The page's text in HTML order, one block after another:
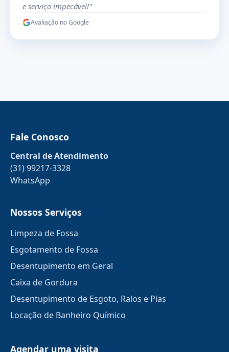
e serviço impecável!"
Avaliação no Google
Fale Conosco
Central de Atendimento
(31) 99217-3328
WhatsApp
Nossos Serviços
Limpeza de Fossa
Esgotamento de Fossa
Desentupimento em Geral
Caixa de Gordura
Desentupimento de Esgoto, Ralos e Pias
Locação de Banheiro Químico
Agendar uma visita